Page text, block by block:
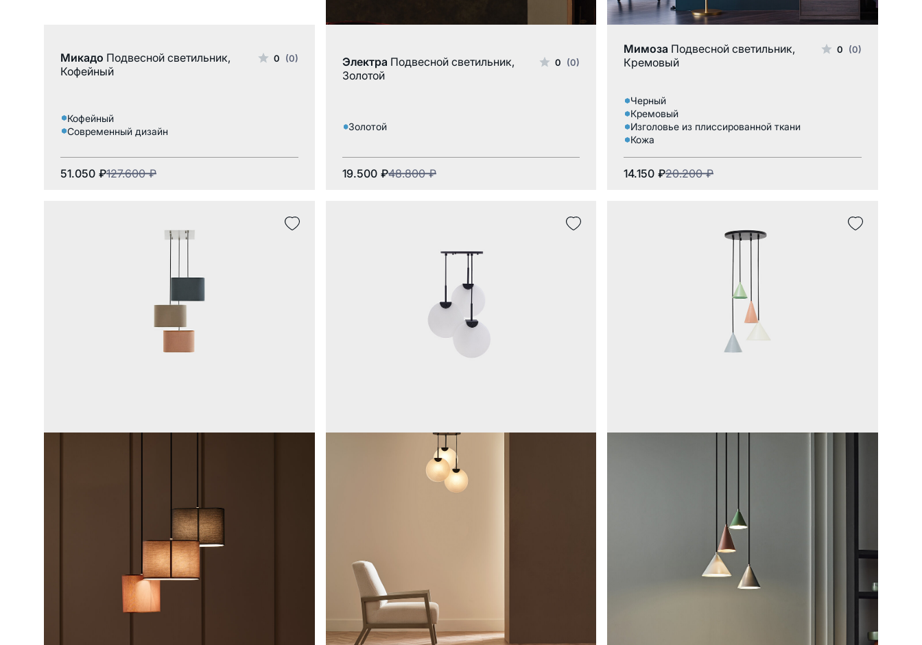
Микадо Подвесной светильник,
Кофейный
0 (0)
Кофейный
Современный дизайн
127.600 ₽
51.050 ₽
Электра Подвесной светильник,
Золотой
0 (0)
Золотой
48.800 ₽
19.500 ₽
Тканевый абажур
Мимоза Подвесной светильник,
Кремовый
0 (0)
Черный
Кремовый
Изголовье из плиссированной ткани
Кожа
20.200 ₽
14.150 ₽